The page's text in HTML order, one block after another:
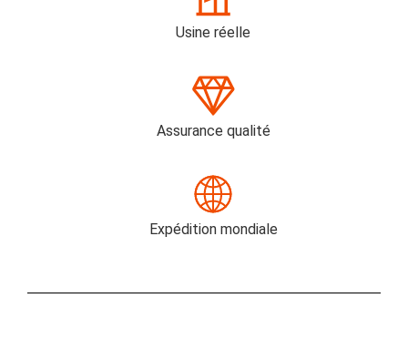
Usine réelle
Assurance qualité
Expédition mondiale